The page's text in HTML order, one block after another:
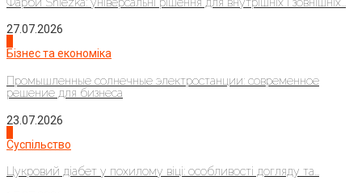
27.07.2026
Бізнес та економіка
Промышленные солнечные электростанции: современное
решение для бизнеса
23.07.2026
Суспільство
Цукровий діабет у похилому віці: особливості догляду та...